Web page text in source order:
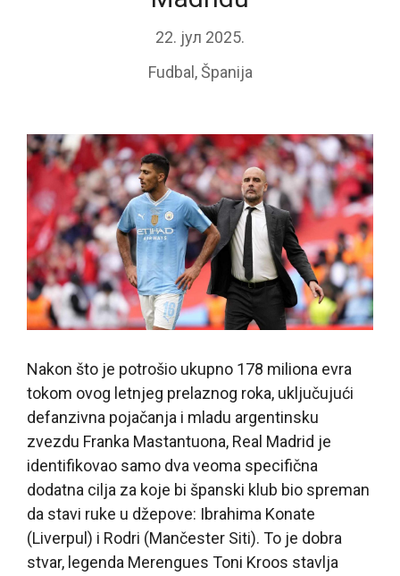
22. јул 2025.
Fudbal ,Španija
Nakon što je potrošio ukupno 178 miliona evra
tokom ovog letnjeg prelaznog roka, uključujući
defanzivna pojačanja i mladu argentinsku
zvezdu Franka Mastantuona, Real Madrid je
identifikovao samo dva veoma specifična
dodatna cilja za koje bi španski klub bio spreman
da stavi ruke u džepove: Ibrahima Konate
(Liverpul) i Rodri (Mančester Siti). To je dobra
stvar, legenda Merengues Toni Kroos stavlja